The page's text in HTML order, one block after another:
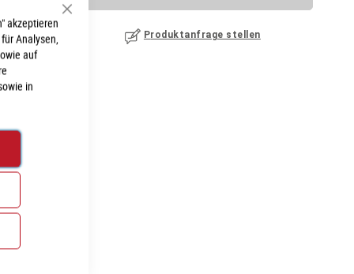
Schließen
akzeptieren
Analysen,
auf
in
|ansehen Produktanfrage stellen